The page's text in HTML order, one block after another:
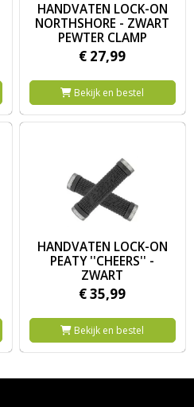
HANDVATEN LOCK-ON
NORTHSHORE - ZWART
PEWTER CLAMP
€ 27,99
Bekijk en bestel
HANDVATEN LOCK-ON
PEATY ''CHEERS'' -
ZWART
€35,99
Bekijk en bestel